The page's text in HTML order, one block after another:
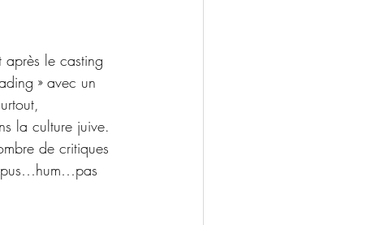
après le casting
» avec un
la culture juive.
de critiques